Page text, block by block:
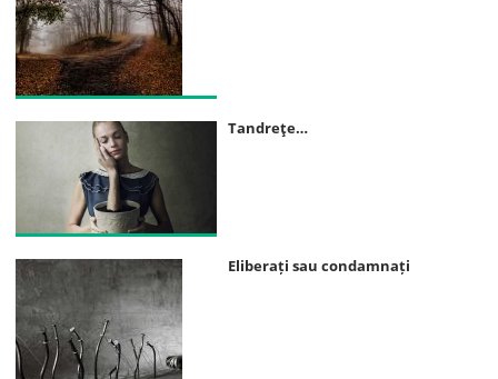
Tandreţe…
Eliberați sau condamnați